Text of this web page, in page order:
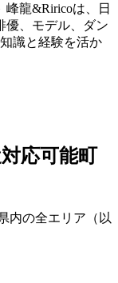
優、モデル、ダン
識と経験を活か
応可能町
内の全エリア（以